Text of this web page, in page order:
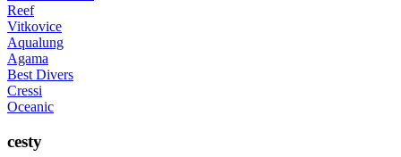
Reef
Vitkovice
Aqualung
Agama
Best Divers
Cressi
Oceanic
cesty